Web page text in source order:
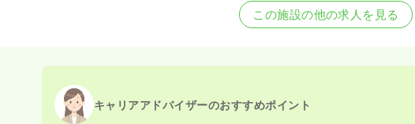
この施設の他の求人を見る
キャリアアドバイザーのおすすめポイント